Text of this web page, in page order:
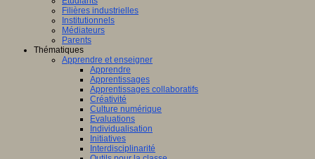
Filières industrielles
Institutionnels
Médiateurs
Parents
Thématiques
Apprendre et enseigner
Apprendre
Apprentissages
Apprentissages collaboratifs
Créativité
Culture numérique
Evaluations
Individualisation
Initiatives
Interdisciplinarité